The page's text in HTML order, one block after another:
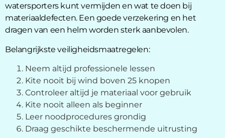
watersporters kunt vermijden en wat te doen bij
materiaaldefecten. Een goede verzekering en het
dragen van een helm worden sterk aanbevolen.
Belangrijkste veiligheidsmaatregelen:
Neem altijd professionele lessen
Kite nooit bij wind boven 25 knopen
Controleer altijd je materiaal voor gebruik
Kite nooit alleen als beginner
Leer noodprocedures grondig
Draag geschikte beschermende uitrusting